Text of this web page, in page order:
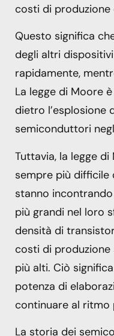
costi di produzione
Questo significa
degli altri
rapidamente,
La legge di Moore
dietro l’esplosione
semiconduttori
Tuttavia, la legge
sempre più difficile
stanno
più grandi nel loro
densità di
costi di
più alti. Ciò
potenza di
continuare al ritmo
La storia dei